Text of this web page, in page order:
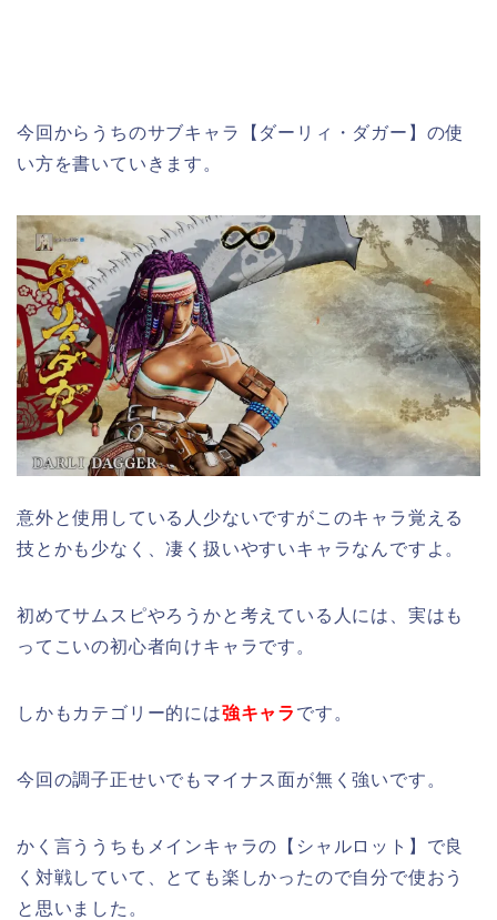
今回からうちのサブキャラ【ダーリィ・ダガー】の使
い方を書いていきます。
意外と使用している人少ないですがこのキャラ覚える
技とかも少なく、凄く扱いやすいキャラなんですよ。
初めてサムスピやろうかと考えている人には、実はも
ってこいの初心者向けキャラです。
しかもカテゴリー的には強キャラ です。
今回の調子正せいでもマイナス面が無く強いです。
かく言ううちもメインキャラの【シャルロット】で良
く対戦していて、とても楽しかったので自分で使おう
と思いました。